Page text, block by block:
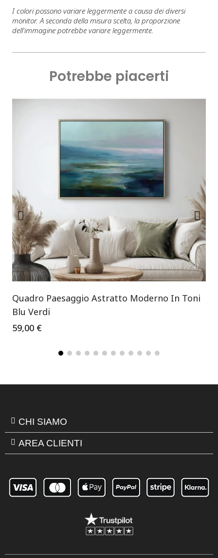
I colori possono variare leggermente a causa dei diversi
monitor. A seconda della misura scelta, la proporzione
dell'immagine potrebbe variare leggermente.
Potrebbe piacerti
Quadro Paesaggio Astratto Moderno In Toni
Blu Verdi
59,00 €
CHI SIAMO
AREA CLIENTI